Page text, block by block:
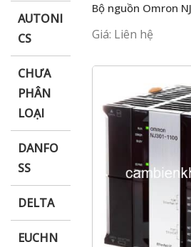
AUTONI
CS
CHƯA
PHÂN
LOẠI
DANFO
SS
DELTA
EUCHN
Bộ nguồn Omron
Giá: Liên hệ